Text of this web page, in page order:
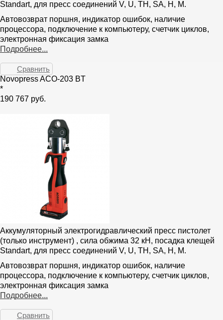
Standart, для пресс соединений V, U, TH, SA, H, M.
Автовозврат поршня, индикатор ошибок, наличие
процессора, подключение к компьютеру, счетчик циклов,
электронная фиксация замка
Подробнее...
Сравнить
Novopress ACO-203 BT
*
190 767 руб.
Аккумуляторный электрогидравлический пресс пистолет
(только инструмент) , сила обжима 32 кН, посадка клещей
Standart, для пресс соединений V, U, TH, SA, H, M.
Автовозврат поршня, индикатор ошибок, наличие
процессора, подключение к компьютеру, счетчик циклов,
электронная фиксация замка
Подробнее...
Сравнить